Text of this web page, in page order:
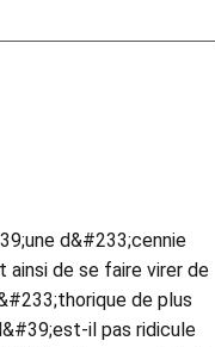
d&#233;cennie
ainsi de se faire virer de
de plus
il pas ridicule